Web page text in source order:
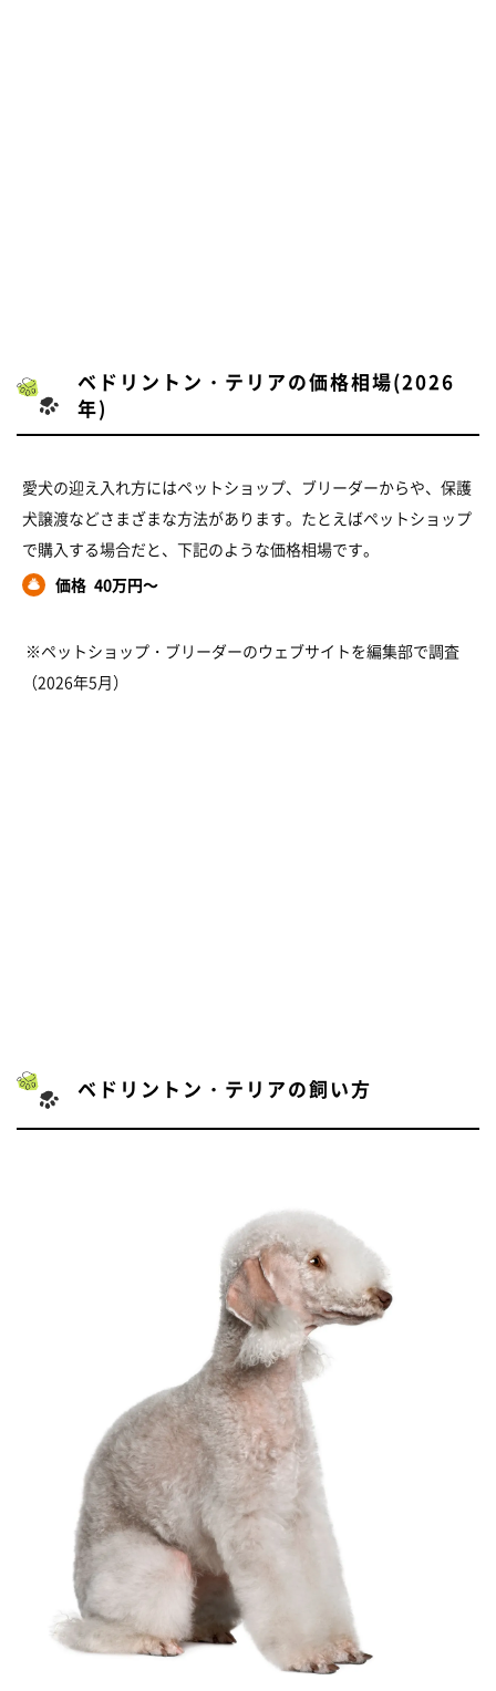
ベドリントン・テリアの価格相場(2026
年)
愛犬の迎え入れ方にはペットショップ、ブリーダーからや、保護
犬譲渡などさまざまな方法があります。たとえばペットショップ
で購入する場合だと、下記のような価格相場です。 ​
価格 40万円～
​ ※ペットショップ・ブリーダーのウェブサイトを編集部で調査
（2026年5月）
ベドリントン・テリアの飼い方